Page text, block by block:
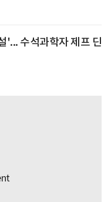
'... 수석과학자 제프 딘